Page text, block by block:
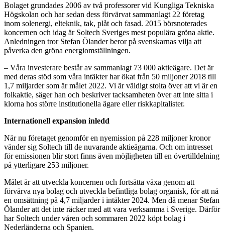
Bolaget grundades 2006 av två professorer vid Kungliga Tekniska
Högskolan och har sedan dess förvärvat sammanlagt 22 företag
inom solenergi, elteknik, tak, plåt och fasad. 2015 börsnoterades
koncernen och idag är Soltech Sveriges mest populära gröna aktie.
Anledningen tror Stefan Ölander beror på svenskarnas vilja att
påverka den gröna energiomställningen.
– Våra investerare består av sammanlagt 73 000 aktieägare. Det är
med deras stöd som våra intäkter har ökat från 50 miljoner 2018 till
1,7 miljarder som är målet 2022. Vi är väldigt stolta över att vi är en
folkaktie, säger han och beskriver tacksamheten över att inte sitta i
klorna hos större institutionella ägare eller riskkapitalister.
Internationell expansion inledd
När nu företaget genomför en nyemission på 228 miljoner kronor
vänder sig Soltech till de nuvarande aktieägarna. Och om intresset
för emissionen blir stort finns även möjligheten till en övertilldelning
på ytterligare 253 miljoner.
Målet är att utveckla koncernen och fortsätta växa genom att
förvärva nya bolag och utveckla befintliga bolag organisk, för att nå
en omsättning på 4,7 miljarder i intäkter 2024. Men då menar Stefan
Ölander att det inte räcker med att vara verksamma i Sverige. Därför
har Soltech under våren och sommaren 2022 köpt bolag i
Nederländerna och Spanien.